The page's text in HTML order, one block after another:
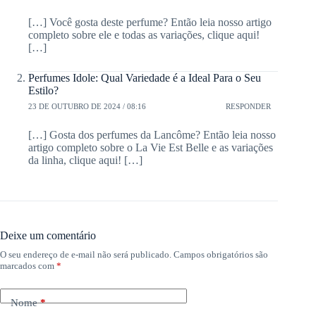
[…] Você gosta deste perfume? Então leia nosso artigo
completo sobre ele e todas as variações, clique aqui!
[…]
Perfumes Idole: Qual Variedade é a Ideal Para o Seu
Estilo?
23 DE OUTUBRO DE 2024 / 08:16 RESPONDER
[…] Gosta dos perfumes da Lancôme? Então leia nosso
artigo completo sobre o La Vie Est Belle e as variações
da linha, clique aqui! […]
Deixe um comentário
O seu endereço de e-mail não será publicado. Campos obrigatórios são
marcados com *
Nome*